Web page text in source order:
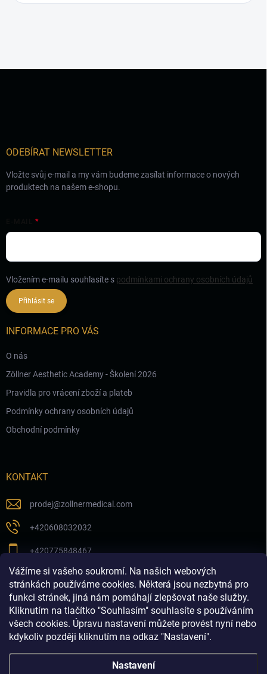
Vážíme si vašeho soukromí. Na našich webových
stránkách používáme cookies. Některá jsou nezbytná pro
funkci stránek, jiná nám pomáhají zlepšovat naše služby.
Kliknutím na tlačítko "Souhlasím" souhlasíte s používáním
všech cookies. Úpravu nastavení můžete provést nyní nebo
kdykoliv později kliknutím na odkaz "Nastavení".
Nastavení
ODEBÍRAT NEWSLETTER
Vložte svůj e-mail a my vám budeme zasílat informace o nových
produktech na našem e-shopu.
Vložením e-mailu souhlasíte s podmínkami ochrany osobních údajů
Přihlásit se
INFORMACE PRO VÁS
O nás
Zöllner Aesthetic Academy - Školení 2026
Pravidla pro vrácení zboží a plateb
Podmínky ochrany osobních údajů
Obchodní podmínky
KONTAKT
prodej@zollnermedical.com
+420608032032
+420775848467
Sledujte nás na našem FB profilu
zollnermedical_eu